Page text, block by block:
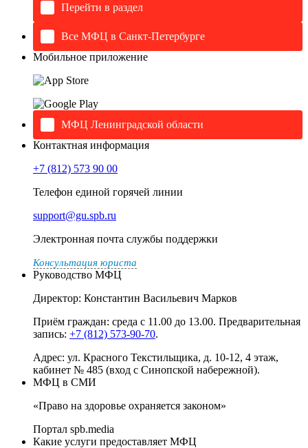
Перейти в раздел
Все МФЦ в Санкт-Петербурге
Мобильное приложение
МФЦ Ленинградской области
Контактная информация
+7 (812) 573 90 00
Телефон единой горячей линии
support@gu.spb.ru
Электронная почта службы поддержки
Консультация юриста
Руководство МФЦ
Директор: Константин Васильевич Марков
Приём граждан: среда с 11.00 до 13.00. Предварительная
запись: +7 (812) 573-90-70.
Адрес: ул. Красного Текстильщика, д. 10-12, 4 этаж,
кабинет № 485 (вход с Синопской набережной).
МФЦ в СМИ
«Право на здоровье охраняется законом»
Портал spb.media
Какие услуги предоставляет МФЦ